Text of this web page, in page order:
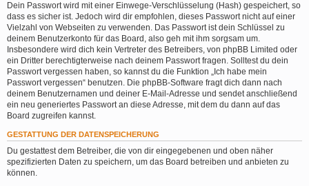
Dein Passwort wird mit einer Einwege-Verschlüsselung (Hash) gespeichert, so
dass es sicher ist. Jedoch wird dir empfohlen, dieses Passwort nicht auf einer
Vielzahl von Webseiten zu verwenden. Das Passwort ist dein Schlüssel zu
deinem Benutzerkonto für das Board, also geh mit ihm sorgsam um.
Insbesondere wird dich kein Vertreter des Betreibers, von phpBB Limited oder
ein Dritter berechtigterweise nach deinem Passwort fragen. Solltest du dein
Passwort vergessen haben, so kannst du die Funktion „Ich habe mein
Passwort vergessen“ benutzen. Die phpBB-Software fragt dich dann nach
deinem Benutzernamen und deiner E-Mail-Adresse und sendet anschließend
ein neu generiertes Passwort an diese Adresse, mit dem du dann auf das
Board zugreifen kannst.
GESTATTUNG DER DATENSPEICHERUNG
Du gestattest dem Betreiber, die von dir eingegebenen und oben näher
spezifizierten Daten zu speichern, um das Board betreiben und anbieten zu
können.